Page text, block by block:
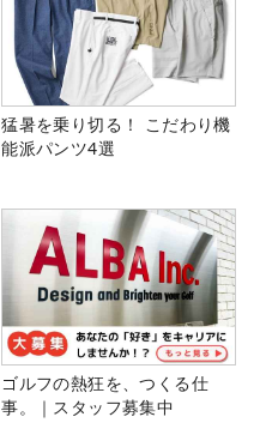
猛暑を乗り切る！ こだわり機
能派パンツ4選
ゴルフの熱狂を、つくる仕
事。｜スタッフ募集中